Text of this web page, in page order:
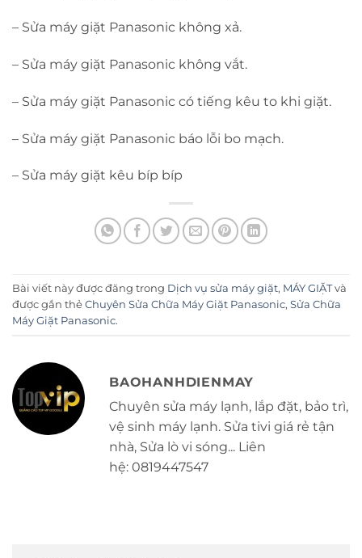
– Sửa máy giặt Panasonic không xả.
– Sửa máy giặt Panasonic không vắt.
– Sửa máy giặt Panasonic có tiếng kêu to khi giặt.
– Sửa máy giặt Panasonic báo lỗi bo mạch.
– Sửa máy giặt kêu bíp bíp
Bài viết này được đăng trong Dịch vụ sửa máy giặt, MÁY GIẶTvà
được gắn thẻ Chuyên Sửa Chữa Máy Giặt Panasonic, Sửa Chữa
Máy Giặt Panasonic.
BAOHANHDIENMAY
Chuyên sửa máy lạnh, lắp đặt, bảo trì,
vệ sinh máy lạnh. Sửa tivi giá rẻ tận
nhà, Sửa lò vi sóng... Liên
hệ: 0819447547